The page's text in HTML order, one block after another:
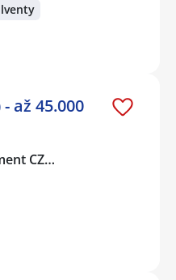
až 45.000
CZ…